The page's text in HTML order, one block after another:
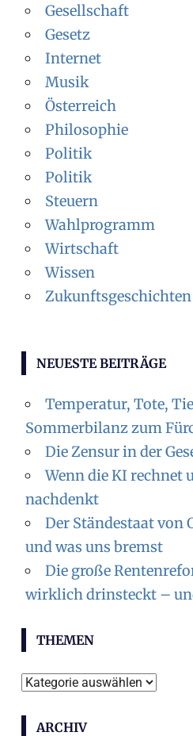
Gesellschaft
Gesetz
Internet
Musik
Österreich
Philosophie
Politik
Politik
Steuern
Wahlprogramm
Wirtschaft
Wissen
Zukunftsgeschichten
NEUESTE BEITRÄGE
Temperatur, Tote,
Sommerbilanz zum
Die Zensur in der
Wenn die KI rechnet
nachdenkt
Der Ständestaat von
und was uns bremst
Die große
wirklich drinsteckt –
THEMEN
Themen
ARCHIV